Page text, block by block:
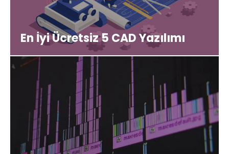
En İyi Ücretsiz 5 CAD Yazılımı